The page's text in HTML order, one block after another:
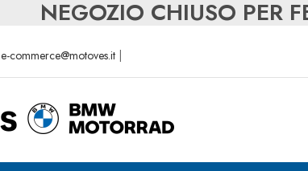
NEGOZIO CHIUSO PER
e-commerce@motoves.it